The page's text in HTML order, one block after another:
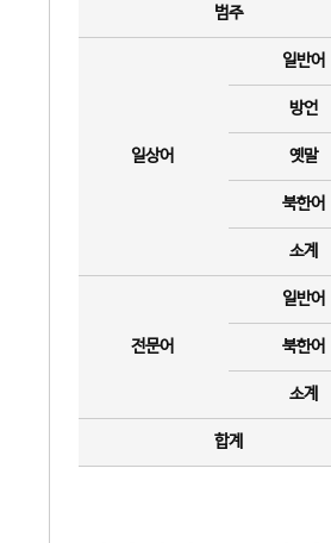
범주
일상어
일반어
방언
옛말
북한어
소계
전문어
일반어
북한어
소계
합계